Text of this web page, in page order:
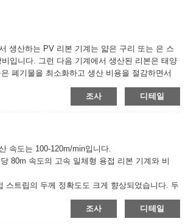
생산하는 PV 리본 기계는 얇은 구리 또는 은 스
입니다. 그런 다음 기계에서 생산된 리본은 태양
폐기물을 최소화하고 생산 비용을 절감하면서
조사
디테일
속도는 100-120m/min입니다.
80m 속도의 고속 일체형 용접 리본 기계와 비
스트립의 두께 정확도도 크게 향상되었습니다. 두
졌으며 공기 배출구는 공기 흐름의 특성에 따라
조사 디테일